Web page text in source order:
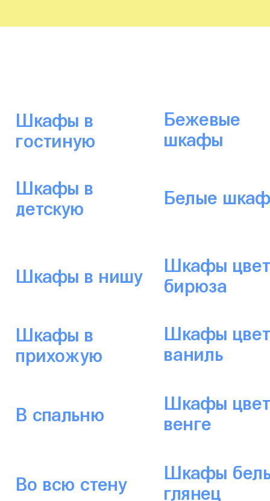
Шкафы в
гостиную
Бежевые
шкафы
Шкафы в
детскую
Белые
Шкафы в нишу
Шкафы
бирюза
Шкафы в
прихожую
Шкафы
ваниль
В спальню
Шкафы
венге
Во всю стену
Шкафы
глянец